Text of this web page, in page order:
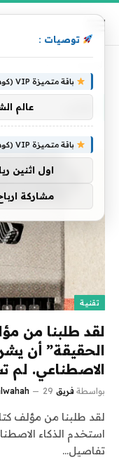
تقنية
لقد طلبنا من
الحقيقة” أن
الاصطناعي. لم
بواسطة فريق alwahah 29 مايو، 2026
لقد طلبنا من مؤلف
استخدم الذكاء
تفاصيل…
توصيات :
باقة متميزة VIP (كود: AA86842):
عالم
باقة متميزة VIP (كود: AA38045):
اول اثنين
مشاركة